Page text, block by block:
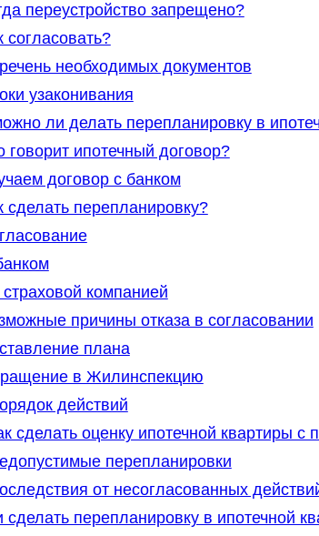
переустройство запрещено?
согласовать?
необходимых документов
узаконивания
ли делать перепланировку в
говорит ипотечный договор?
договор с банком
сделать перепланировку?
компанией
причины отказа в согласовании
плана
в Жилинспекцию
действий
сделать оценку ипотечной квартиры с
перепланировки
от несогласованных
перепланировку в ипотечной